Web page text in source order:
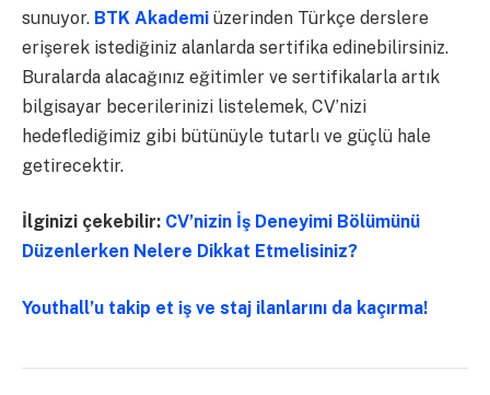
sunuyor. BTK Akademi üzerinden Türkçe derslere
erişerek istediğiniz alanlarda sertifika edinebilirsiniz.
Buralarda alacağınız eğitimler ve sertifikalarla artık
bilgisayar becerilerinizi listelemek, CV’nizi
hedeflediğimiz gibi bütünüyle tutarlı ve güçlü hale
getirecektir.
İlginizi çekebilir: CV’nizin İş Deneyimi Bölümünü
Düzenlerken Nelere Dikkat Etmelisiniz?
Youthall’u takip et iş ve staj ilanlarını da kaçırma!